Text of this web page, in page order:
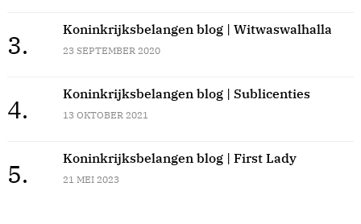
3.
Koninkrijksbelangen blog | Witwaswalhalla
23 SEPTEMBER 2020
4.
Koninkrijksbelangen blog | Sublicenties
13 OKTOBER 2021
5.
Koninkrijksbelangen blog | First Lady
21 MEI 2023